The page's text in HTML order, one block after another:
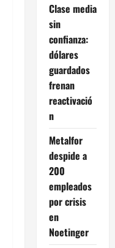
Clase media
sin
confianza:
dólares
guardados
frenan
reactivació
n
Metalfor
despide a
200
empleados
por crisis
en
Noetinger